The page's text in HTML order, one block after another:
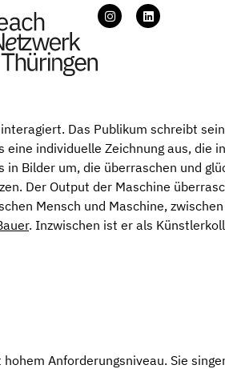
Das Publikum schreibt
individuelle Zeichnung aus, die
Bilder um, die überraschen und
Der Output der Maschine
Mensch und Maschine,
. Inzwischen ist er als
Anforderungsniveau. Sie